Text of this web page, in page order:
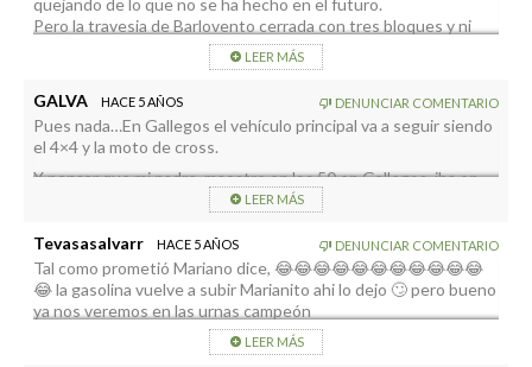
quejando de lo que no se ha hecho en el futuro.
Pero la travesia de Barlovento cerrada con tres bloques y ni
LEER MÁS
GALVA HACE 5 AÑOS DENUNCIAR COMENTARIO
Pues nada…En Gallegos el vehículo principal va a seguir siendo
el 4×4 y la moto de cross.
Y pensar que mi padre, maestro en los 50 en Gallegos, iba en
LEER MÁS
Tevasasalvarr HACE 5 AÑOS DENUNCIAR COMENTARIO
Tal como prometió Mariano dice, 😂😂😂😂😂😂😂😂😂😂😂
😂 la gasolina vuelve a subir Marianito ahi lo dejo 🙄 pero bueno
ya nos veremos en las urnas campeón
LEER MÁS